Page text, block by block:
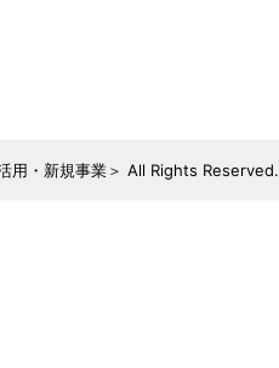
用・新規事業＞ All Rights Reserved.